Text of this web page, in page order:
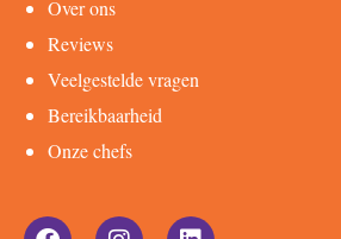
Over ons
Reviews
Veelgestelde vragen
Bereikbaarheid
Onze chefs